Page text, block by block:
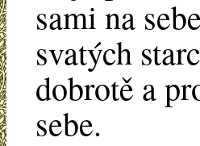
sami na
svatých
dobrotě a
sebe.